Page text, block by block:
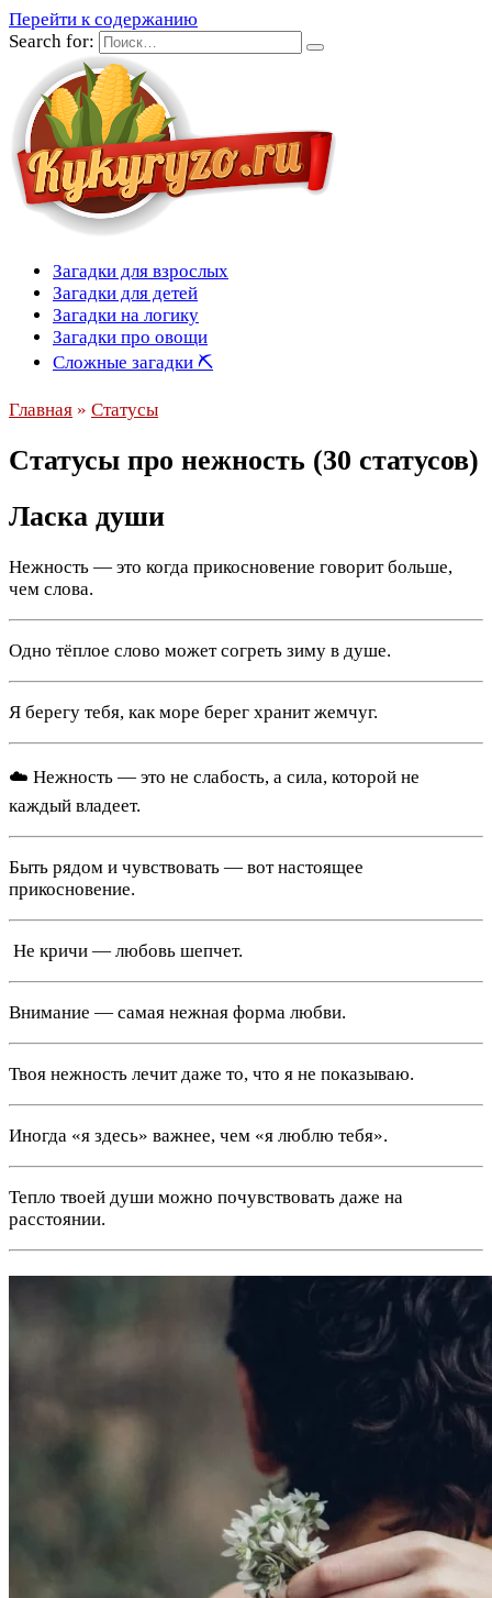
Перейти к содержанию
Search for:
Загадки для взрослых
Загадки для детей
Загадки на логику
Загадки про овощи
Сложные загадки ⛏
Главная » Статусы
Статусы про нежность (30 статусов)
Ласка души
Нежность — это когда прикосновение говорит больше,
чем слова.
Одно тёплое слово может согреть зиму в душе.
Я берегу тебя, как море берег хранит жемчуг.
☁️ Нежность — это не слабость, а сила, которой не
каждый владеет.
Быть рядом и чувствовать — вот настоящее
прикосновение.
️ Не кричи — любовь шепчет.
Внимание — самая нежная форма любви.
Твоя нежность лечит даже то, что я не показываю.
Иногда «я здесь» важнее, чем «я люблю тебя».
Тепло твоей души можно почувствовать даже на
расстоянии.